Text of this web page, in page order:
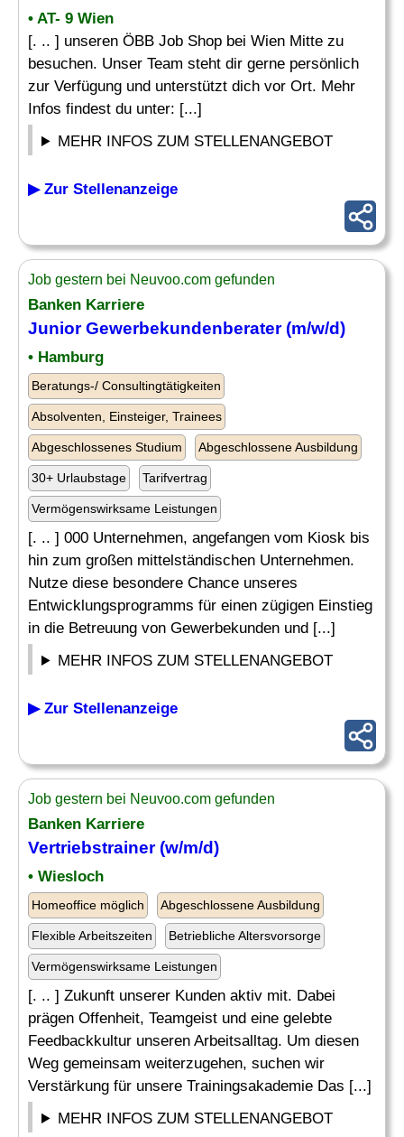
• AT- 9 Wien
[. .. ] unseren ÖBB Job Shop bei Wien Mitte zu
besuchen. Unser Team steht dir gerne persönlich
zur Verfügung und unterstützt dich vor Ort. Mehr
Infos findest du unter: [...]
MEHR INFOS ZUM STELLENANGEBOT
▶ Zur Stellenanzeige
Job gestern bei Neuvoo.com gefunden
Banken Karriere
Junior Gewerbekundenberater (m/w/d)
• Hamburg
Beratungs-/ Consultingtätigkeiten
Absolventen, Einsteiger, Trainees
Abgeschlossenes Studium Abgeschlossene Ausbildung
30+ Urlaubstage Tarifvertrag
Vermögenswirksame Leistungen
[. .. ] 000 Unternehmen, angefangen vom Kiosk bis
hin zum großen mittelständischen Unternehmen.
Nutze diese besondere Chance unseres
Entwicklungsprogramms für einen zügigen Einstieg
in die Betreuung von Gewerbekunden und [...]
MEHR INFOS ZUM STELLENANGEBOT
▶ Zur Stellenanzeige
Job gestern bei Neuvoo.com gefunden
Banken Karriere
Vertriebstrainer (w/m/d)
• Wiesloch
Homeoffice möglich Abgeschlossene Ausbildung
Flexible Arbeitszeiten Betriebliche Altersvorsorge
Vermögenswirksame Leistungen
[. .. ] Zukunft unserer Kunden aktiv mit. Dabei
prägen Offenheit, Teamgeist und eine gelebte
Feedbackkultur unseren Arbeitsalltag. Um diesen
Weg gemeinsam weiterzugehen, suchen wir
Verstärkung für unsere Trainingsakademie Das [...]
MEHR INFOS ZUM STELLENANGEBOT